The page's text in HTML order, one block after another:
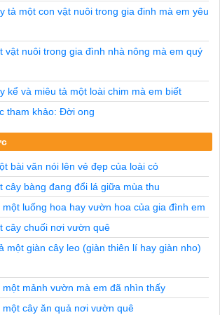
tả một con vật nuôi trong gia đinh mà em yêu
vật nuôi trong gia đình nhà nông mà em quý
kể và miêu tả một loài chim mà em biết
tham khảo: Đời ong
bài văn nói lên vẻ đẹp của loài cỏ
cây bàng đang đổi lá giữa mùa thu
một luống hoa hay vườn hoa của gia đình em
cây chuối nơi vườn quê
một giàn cây leo (giàn thiên lí hay giàn nho)
một mảnh vườn mà em đã nhìn thấy
một cây ăn quả nơi vườn quê